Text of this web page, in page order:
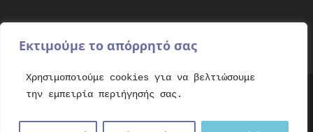
Εκτιμούμε το απόρρητό σας
Χρησιμοποιούμε cookies για να βελτιώσουμε
την εμπειρία περιήγησής σας.